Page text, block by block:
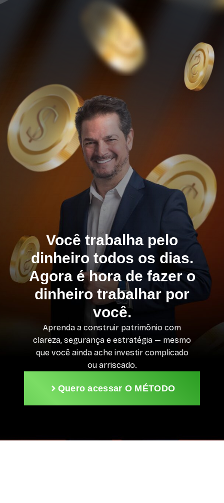
Você trabalha pelo
dinheiro todos os dias.
Agora é hora de fazer o
dinheiro trabalhar por
você.
Aprenda a construir patrimônio com
clareza, segurança e estratégia — mesmo
que você ainda ache investir complicado
ou arriscado.
Quero acessar O MÉTODO